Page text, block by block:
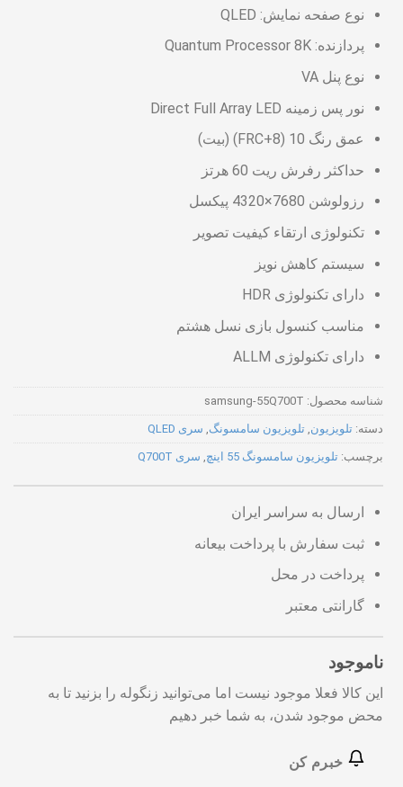
نوع صفحه نمایش: QLED
پردازنده: Quantum Processor 8K
نوع پنل VA
نور پس زمینه Direct Full Array LED
عمق رنگ 10 (8+FRC) (بیت)
حداکثر رفرش ریت 60 هرتز
رزولوشن 7680×4320 پیکسل
تکنولوژی ارتقاء کیفیت تصویر
سیستم کاهش نویز
دارای تکنولوژی HDR
مناسب کنسول بازی نسل هشتم
دارای تکنولوژی ALLM
شناسه محصول: samsung-55Q700T
دسته: تلویزیون, تلویزیون سامسونگ, سری QLED
برچسب: تلویزیون سامسونگ 55 اینچ , سری Q700T
ارسال به سراسر ایران
ثبت سفارش با پرداخت بیعانه
پرداخت در محل
گارانتی معتبر
ناموجود
این کالا فعلا موجود نیست اما می‌توانید زنگوله را بزنید تا به
محض موجود شدن، به شما خبر دهیم